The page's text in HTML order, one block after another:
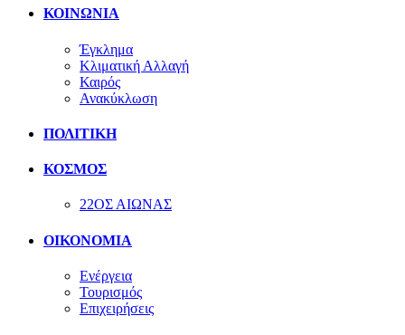
ΚΟΙΝΩΝΙΑ
Έγκλημα
Κλιματική Αλλαγή
Καιρός
Ανακύκλωση
ΠΟΛΙΤΙΚΗ
ΚΟΣΜΟΣ
22ΟΣ ΑΙΩΝΑΣ
ΟΙΚΟΝΟΜΙΑ
Ενέργεια
Τουρισμός
Επιχειρήσεις